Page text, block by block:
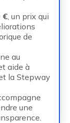
€, un prix qui
de
au
aide à
la Stepway
une